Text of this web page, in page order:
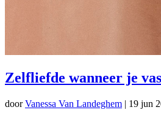
Zelfliefde wanneer je
doorVanessa Van Landeghem | 19 jun